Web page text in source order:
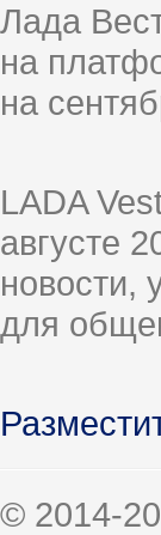
Лада
на
на
LADA
августе
новости,
для
© 2014-